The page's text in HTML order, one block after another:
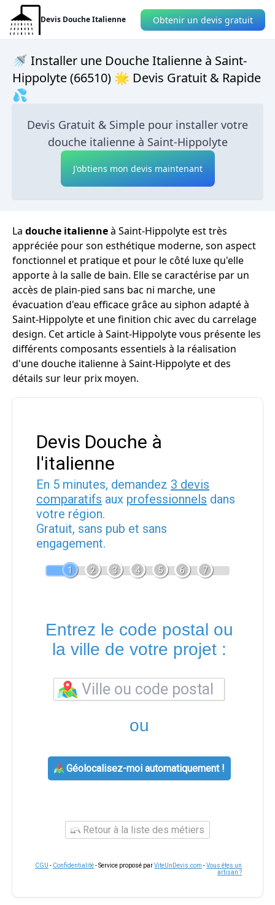
Devis Douche Italienne Obtenir un devis gratuit
🚿 Installer une Douche Italienne à Saint-
Hippolyte (66510) 🌟 Devis Gratuit & Rapide
💦
Devis Gratuit & Simple pour installer votre
douche italienne à Saint-Hippolyte
J'obtiens mon devis maintenant
La douche italienneà Saint-Hippolyte est très
appréciée pour son esthétique moderne, son aspect
fonctionnel et pratique et pour le côté luxe qu'elle
apporte à la salle de bain. Elle se caractérise par un
accès de plain-pied sans bac ni marche, une
évacuation d'eau efficace grâce au siphon adapté à
Saint-Hippolyte et une finition chic avec du carrelage
design. Cet article à Saint-Hippolyte vous présente les
différents composants essentiels à la réalisation
d'une douche italienne à Saint-Hippolyte et des
détails sur leur prix moyen.
Devis Douche à
l'italienne
En 5 minutes, demandez 3 devis
comparatifs aux professionnels dans
votre région.
Gratuit, sans pub et sans
engagement.
1 2 3 4 5 6 7
Entrez le code postal ou
la ville de votre projet :
ou
Géolocalisez-moi automatiquement !
Retour à la liste des métiers
CGU - Confidentialité- Service proposé parViteUnDevis.com -Vous êtes un
artisan ?